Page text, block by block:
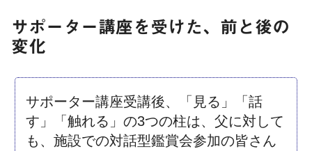
サポーター講座を受けた、前と後の
変化
サポーター講座受講後、「見る」「話
す」「触れる」の3つの柱は、父に対して
も、施設での対話型鑑賞会参加の皆さん